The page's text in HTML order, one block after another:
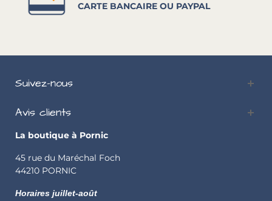
CARTE BANCAIRE OU PAYPAL
Suivez-nous
Avis clients
La boutique à Pornic
45 rue du Maréchal Foch
44210 PORNIC
Horaires juillet-août